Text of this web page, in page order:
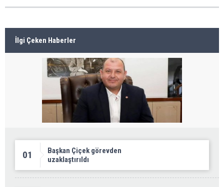
İlgi Çeken Haberler
01
Başkan Çiçek görevden
uzaklaştırıldı